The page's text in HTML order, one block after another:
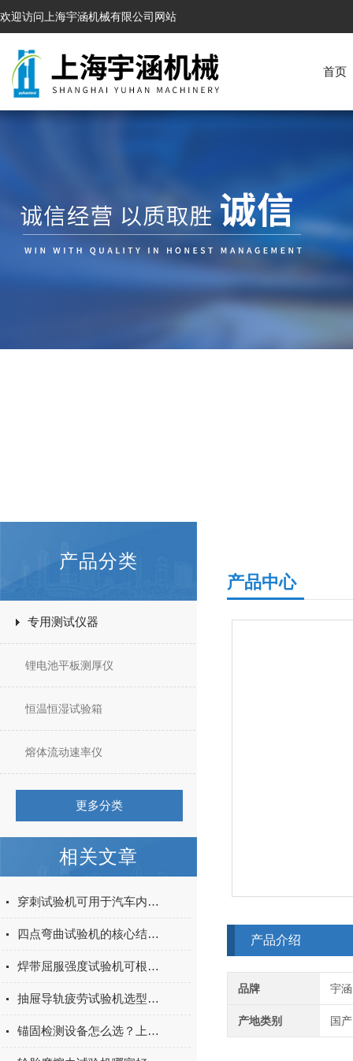
欢迎访问上海宇涵机械有限公司网站
首页
产品分类
专用测试仪器
锂电池平板测厚仪
恒温恒湿试验箱
熔体流动速率仪
更多分类
相关文章
穿刺试验机可用于汽车内饰表皮、防撞缓冲材料得性能测试
四点弯曲试验机的核心结构与工作原理特点
焊带屈服强度试验机可根据不同标准和试验需求调整试验条件
抽屉导轨疲劳试验机选型指南：如何量化评估家具五金的耐用性
锚固检测设备怎么选？上海宇涵膨胀螺丝拉拔试验机品牌评测
产品中心
产品介绍
品牌 宇涵
产地类别 国产